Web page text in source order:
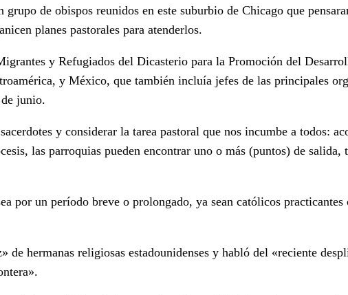
de obispos reunidos en este suburbio de Chicago que
planes pastorales para atenderlos.
y Refugiados del Dicasterio para la Promoción del
y México, que también incluía jefes de las principales
junio.
y considerar la tarea pastoral que nos incumbe a todos:
las parroquias pueden encontrar uno o más (puntos) de
por un período breve o prolongado, ya sean católicos
hermanas religiosas estadounidenses y habló del «reciente